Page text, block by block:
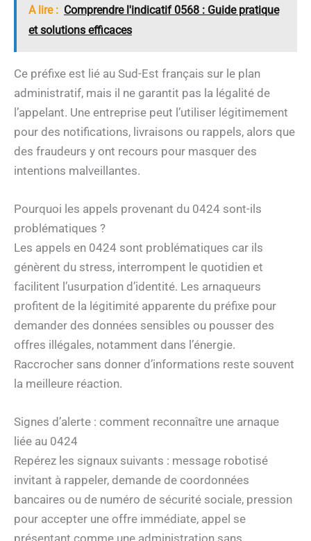
A lire : Comprendre l'indicatif 0568 : Guide pratique
et solutions efficaces
Ce préfixe est lié au Sud-Est français sur le plan
administratif, mais il ne garantit pas la légalité de
l’appelant. Une entreprise peut l’utiliser légitimement
pour des notifications, livraisons ou rappels, alors que
des fraudeurs y ont recours pour masquer des
intentions malveillantes.
Pourquoi les appels provenant du 0424 sont-ils
problématiques ?
Les appels en 0424 sont problématiques car ils
génèrent du stress, interrompent le quotidien et
facilitent l’usurpation d’identité. Les arnaqueurs
profitent de la légitimité apparente du préfixe pour
demander des données sensibles ou pousser des
offres illégales, notamment dans l’énergie.
Raccrocher sans donner d’informations reste souvent
la meilleure réaction.
Signes d’alerte : comment reconnaître une arnaque
liée au 0424
Repérez les signaux suivants : message robotisé
invitant à rappeler, demande de coordonnées
bancaires ou de numéro de sécurité sociale, pression
pour accepter une offre immédiate, appel se